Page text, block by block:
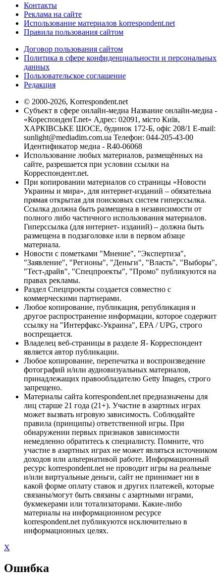
Контакты
Реклама на сайте
Использование материалов korrespondent.net
Правила пользования сайтом
Договор пользования сайтом
Политика в сфере конфиденциальности и персональных
данных
Пользовательское соглашение
Редакция
© 2000-2026, Korrespondent.net
Субъект в сфере онлайн-медиа Название онлайн-медиа -
«КореспонденТ.net» Адрес: 02091, місто Київ,
ХАРКІВСЬКЕ ШОСЕ, будинок 172-Б, офіс 208/1 E-mail:
sunlight@mediadim.com.ua Телефон: 044-205-43-00
Идентификатор медиа - R40-06068
Использование любых материалов, размещённых на
сайте, разрешается при условии ссылки на
Корреспондент.net.
При копировании материалов со страницы «Новости
Украины и мира», для интернет-изданий – обязательна
прямая открытая для поисковых систем гиперссылка.
Ссылка должна быть размещена в независимости от
полного либо частичного использования материалов.
Гиперссылка (для интернет- изданий) – должна быть
размещена в подзаголовке или в первом абзаце
материала.
Новости с пометками "Мнение", "Экспертиза",
"Заявление", "Регионы", "Деньги", "Власть", "Выборы",
"Тест-драйв", "Спецпроекты", "Промо" публикуются на
правах рекламы.
Раздел Спецпроекты создается совместно с
коммерческими партнерами.
Любое копирование, публикация, републикация и
другое распространение информации, которое содержит
ссылку на "Интерфакс-Украина", EPA / UPG, строго
воспрещается.
Владелец веб-страницы в разделе Я- Корреспондент
является автор публикации.
Любое копирование, перепечатка и воспроизведение
фотографий и/или аудиовизуальных материалов,
принадлежащих правообладателю Getty Images, строго
запрещено.
Материалы сайта korrespondent.net предназначены для
лиц старше 21 года (21+). Участие в азартных играх
может вызвать игровую зависимость. Соблюдайте
правила (принципы) ответственной игры. При
обнаружении первых признаков зависимости
немедленно обратитесь к специалисту. Помните, что
участие в азартных играх не может являться источником
доходов или альтернативой работе. Информационный
ресурс korrespondent.net не проводит игры на реальные
и/или виртуальные деньги, сайт не принимает ни в
какой форме оплату ставок и других платежей, которые
связаны/могут быть связаны с азартными играми,
букмекерами или тотализаторами. Какие-либо
материалы на информационном ресурсе
korrespondent.net публикуются исключительно в
информационных целях.
X
Ошибка